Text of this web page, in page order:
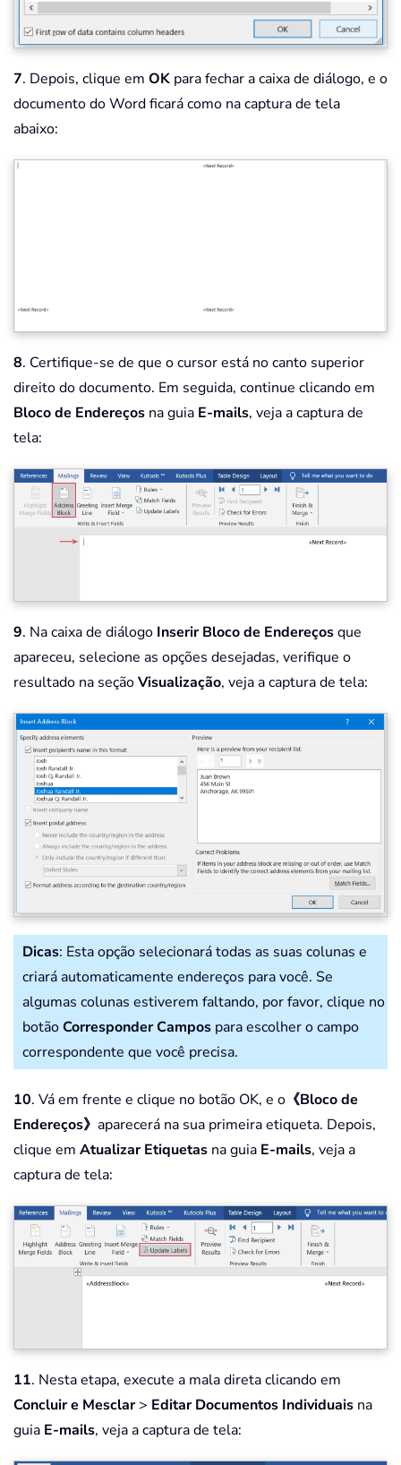
7. Depois, clique em OK para fechar a caixa de diálogo, e o
documento do Word ficará como na captura de tela
abaixo:
8. Certifique-se de que o cursor está no canto superior
direito do documento. Em seguida, continue clicando em
Bloco de Endereços na guia E-mails, veja a captura de
tela:
9. Na caixa de diálogo Inserir Bloco de Endereçosque
apareceu, selecione as opções desejadas, verifique o
resultado na seçãoVisualização, veja a captura de tela:
Dicas: Esta opção selecionará todas as suas colunas e
criará automaticamente endereços para você. Se
algumas colunas estiverem faltando, por favor, clique no
botãoCorresponder Campos para escolher o campo
correspondente que você precisa.
10. Vá em frente e clique no botão OK, e o 《Bloco de
Endereços》 aparecerá na sua primeira etiqueta. Depois,
clique em Atualizar Etiquetas na guia E-mails, veja a
captura de tela:
11. Nesta etapa, execute a mala direta clicando em
Concluir e Mesclar> Editar Documentos Individuais na
guia E-mails, veja a captura de tela: